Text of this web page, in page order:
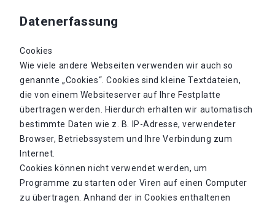
Datenerfassung
Cookies
Wie viele andere Webseiten verwenden wir auch so
genannte „Cookies“. Cookies sind kleine Textdateien,
die von einem Websiteserver auf Ihre Festplatte
übertragen werden. Hierdurch erhalten wir automatisch
bestimmte Daten wie z. B. IP-Adresse, verwendeter
Browser, Betriebssystem und Ihre Verbindung zum
Internet.
Cookies können nicht verwendet werden, um
Programme zu starten oder Viren auf einen Computer
zu übertragen. Anhand der in Cookies enthaltenen